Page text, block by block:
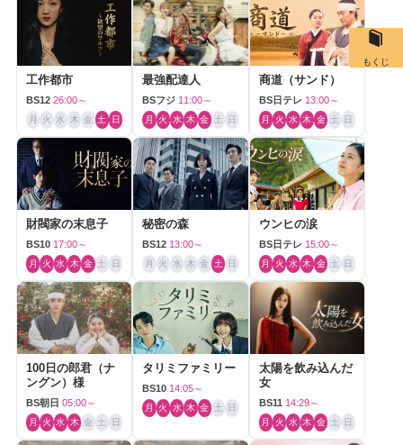
工作都市
BS12 26:00～
月 火 水 木 金 土 日
最強配達人
BSフジ 11:00～
月 火 水 木 金 土 日
商道（サンド）
BS日テレ 13:00～
月 火 水 木 金 土 日
財閥家の末息子
BS10 17:00～
月 火 水 木 金 土 日
秘密の森
BS12 13:00～
月 火 水 木 金 土 日
ウンヒの涙
BS日テレ 15:00～
月 火 水 木 金 土 日
100日の郎君（ナ
ングン）様
BS朝日 05:00～
月 火 水 木 金 土 日
タリミファミリー
BS10 14:05～
月 火 水 木 金 土 日
太陽を飲み込んだ
女
BS11 14:29～
月 火 水 木 金 土 日
もくじ